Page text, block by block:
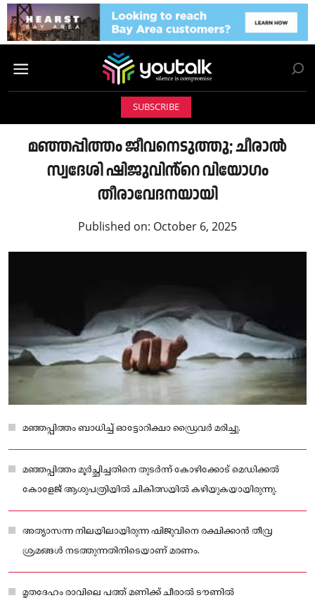
SUBSCRIBE
മഞ്ഞപ്പിത്തം ജീവനെടുത്തു; ചീരാൽ
സ്വദേശി ഷിജുവിൻ്റെ വിയോഗം
തീരാവേദനയായി
Published on: October 6, 2025
മഞ്ഞപ്പിത്തം ബാധിച്ച് ഓട്ടോറിക്ഷാ ഡ്രൈവർ മരിച്ചു.
മഞ്ഞപ്പിത്തം മൂര്‍ച്ഛിച്ചതിനെ തുടര്‍ന്ന് കോഴിക്കോട് മെഡിക്കല്‍
കോളേജ് ആശുപത്രിയില്‍ ചികിത്സയിൽ കഴിയുകയായിരുന്നു.
അത്യാസന്ന നിലയിലായിരുന്ന ഷിജുവിനെ രക്ഷിക്കാൻ തീവ്ര
ശ്രമങ്ങൾ നടത്തുന്നതിനിടെയാണ് മരണം.
മൃതദേഹം രാവിലെ പത്ത് മണിക്ക് ചീരാൽ ടൗണിൽ